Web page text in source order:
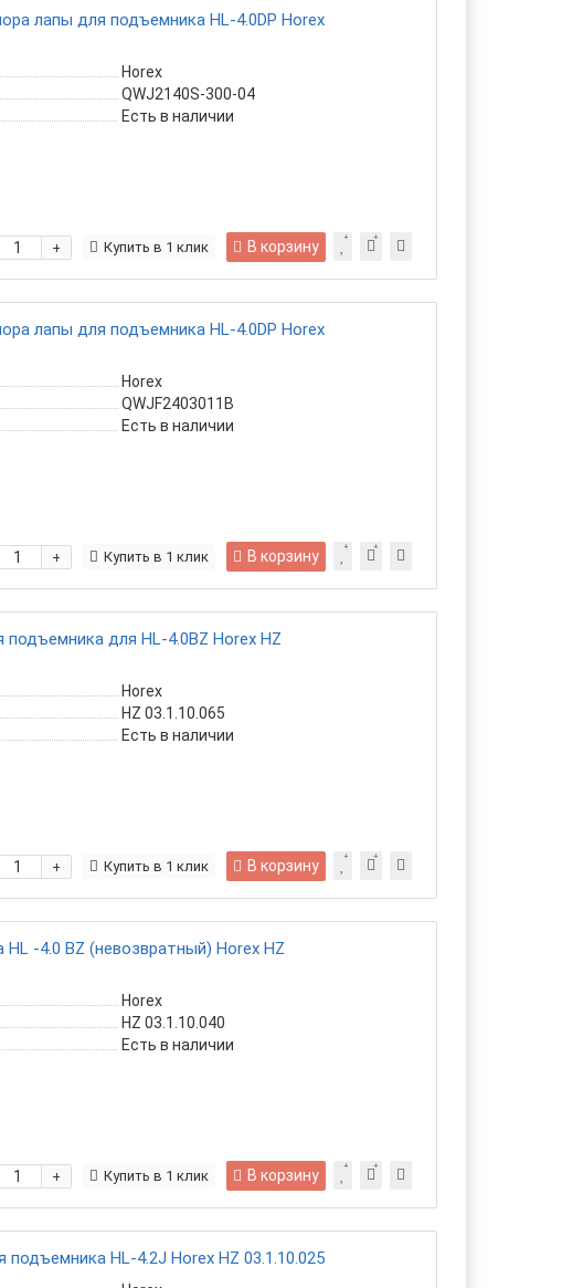
лапы для подъемника HL-4.0DP Horex
Horex
QWJ2140S-300-04
Есть в наличии
+ В корзину
Купить в 1 клик
лапы для подъемника HL-4.0DP Horex
Horex
QWJF2403011B
Есть в наличии
+ В корзину
Купить в 1 клик
подъемника для HL-4.0BZ Horex HZ
Horex
HZ 03.1.10.065
Есть в наличии
+ В корзину
Купить в 1 клик
-4.0 BZ (невозвратный) Horex HZ
Horex
HZ 03.1.10.040
Есть в наличии
+ В корзину
Купить в 1 клик
подъемника HL-4.2J Horex HZ 03.1.10.025